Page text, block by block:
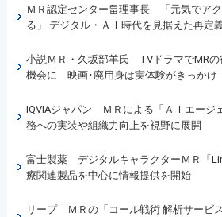
ＭＲ認定センター畠理事長 「元気でアク
る」 デジタル・ＡＩ時代を見据えた再定
小説ＭＲ・久坂部羊氏 TVドラマでMRの
機会に 映画･廃用身は実体験がきっかけ
IQVIAジャパン ＭＲによる「ＡＩエー
務への実装や組織力向上を視野に展開
富士製薬 デジタルキャラクターＭＲ「
療関連製品を中心に情報提供を開始
リープ ＭＲの「コール戦術 解析サービ